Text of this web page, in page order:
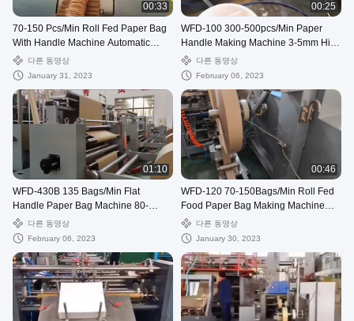
00:33
70-150 Pcs/Min Roll Fed Paper Bag
With Handle Machine Automatic
WFD-330
다른 동영상
January 31, 2023
00:25
WFD-100 300-500pcs/Min Paper
Handle Making Machine 3-5mm High
Speed다른 동영상
February 06, 2023
01:10
WFD-430B 135 Bags/Min Flat
Handle Paper Bag Machine 80-
200mm Roll Fed Square Bottom
다른 동영상
February 06, 2023
00:46
WFD-120 70-150Bags/Min Roll Fed
Food Paper Bag Making Machine
Twisted Handle Fully Automatic
다른 동영상
January 30, 2023